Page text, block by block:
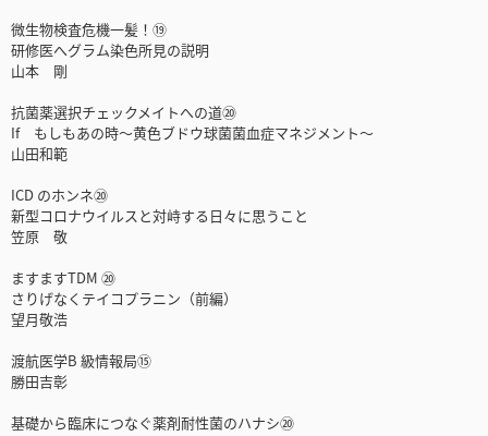
微生物検査危機一髪！⑲
研修医へグラム染色所見の説明
山本 剛
抗菌薬選択チェックメイトへの道⑳
If もしもあの時～黄色ブドウ球菌菌血症マネジメント～
山田和範
ICD のホンネ⑳
新型コロナウイルスと対峙する日々に思うこと
笠原 敬
ますますTDM ⑳
さりげなくテイコプラニン（前編）
望月敬浩
渡航医学B 級情報局⑮
勝田吉彰
基礎から臨床につなぐ薬剤耐性菌のハナシ⑳